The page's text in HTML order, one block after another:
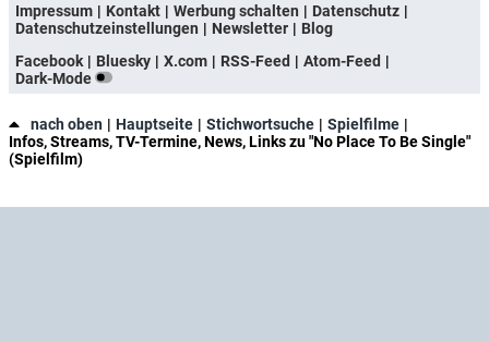
Impressum
Kontakt Werbung schalten
Datenschutz
Datenschutzeinstellungen
Newsletter
Blog
Facebook
Bluesky X.com RSS-Feed
Atom-Feed
Dark-Mode
nach oben Hauptseite Stichwortsuche
Spielfilme
Infos, Streams, TV-Termine, News, Links zu "No Place To Be Single"
(Spielfilm)